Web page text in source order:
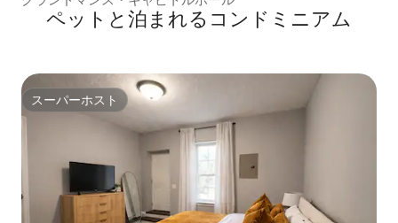
ペットと泊まれるコンドミニアム
スーパーホスト
スーパーホスト